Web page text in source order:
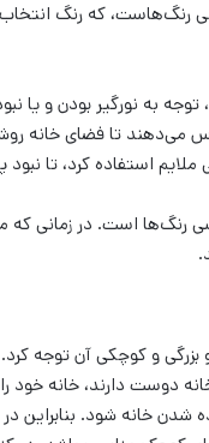
رنگ‌‌هاست، که رنگ
به نورگیر بودن و یا
می‌دهند تا فضای خانه
استفاده کرد، تا نبود
رنگ‌‌ها است. در زمانی
و کوچکی آن توجه کرد.
و مالکان خانه دوست دارند،
خانه شود. بنابراین